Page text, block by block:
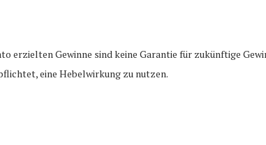
erzielten Gewinne sind keine Garantie für zukünftige
eine Hebelwirkung zu nutzen.